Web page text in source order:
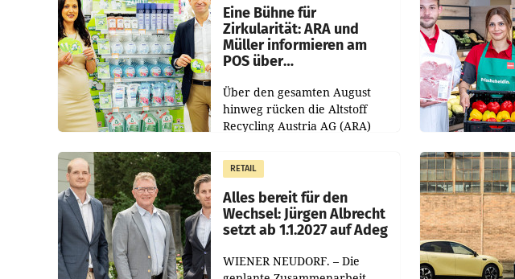
dem Vergleichszeitraum
Eine Bühne für
Zirkularität: ARA und
Müller informieren am
POS über
Über den gesamten August
hinweg rücken die Altstoff
Recycling Austria AG (ARA)
Müller die Initiative „Kreislauf-
Helden“ in allen
österreichischen Müller-Filialen
RETAIL
Alles bereit für den
Wechsel: Jürgen Albrecht
setzt ab 1.1.2027 auf Adeg
WIENER NEUDORF. – Die